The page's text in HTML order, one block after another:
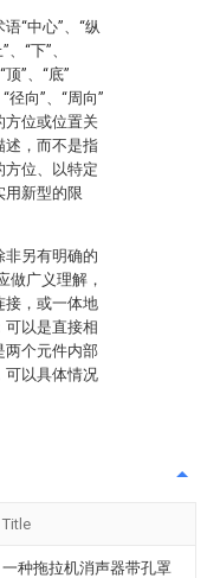
“中心”、“纵
“下”、
顶”、“底”
径向”、“周向”
方位或位置关
述，而不是指
方位、以特定
用新型的限
非另有明确的
做广义理解，
接，或一体地
可以是直接相
两个元件内部
可以具体情况
Title
一种拖拉机消声器带孔罩